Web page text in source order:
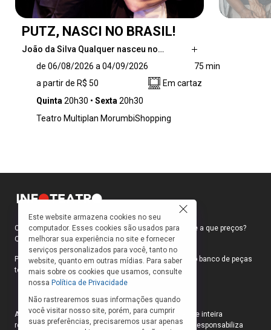
PUTZ, NASCI NO BRASIL!
João da Silva Qualquer nasceu no…
desde bebê, acumula decepções com o país.
Desde pagar por uma piscina que não existe
até ser feito de bobo pela burocracia: João
Com a ajuda de Cláudio — um “consultor
de 06/08/2026 a 04/09/2026
75 min
a partir de R$ 50
Em cartaz
Quinta 20h30 Sexta 20h30
Teatro Multiplan MorumbiShopping
Como faço para ir ao teatro? Onde compro ingressos e a que preços?
Quais peças estão em cartaz?
Para responder a essas e outras perguntas, criamos o banco de peças
teatrais do INFOTEATRO.
As informações das peças cadastradas no site são de inteira
responsabilidade das produções. O Infoteatro não se responsabiliza
Este website armazena cookies no seu
computador. Esses cookies são usados para
melhorar sua experiência no site e fornecer
serviços personalizados para você, tanto no
website, quanto em outras mídias. Para saber
mais sobre os cookies que usamos, consulte
nossa Política de Privacidade
Não rastrearemos suas informações quando
você visitar nosso site, porém, para cumprir
suas preferências, precisaremos usar apenas